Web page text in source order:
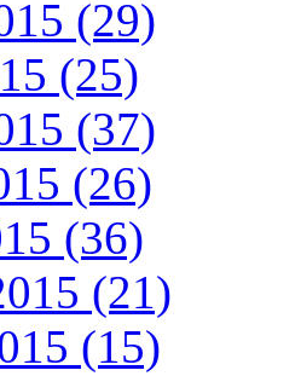
(29)
(25)
(37)
(26)
(36)
(21)
(15)